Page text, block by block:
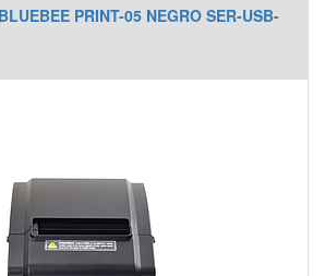
PRINT-05 NEGRO SER-USB-